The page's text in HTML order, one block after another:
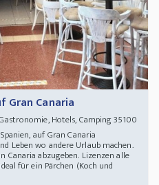
Gran Canaria
Hotels, Camping 35100
auf Gran Canaria
Leben wo andere Urlaub machen.
Canaria abzugeben. Lizenzen alle
für ein Pärchen (Koch und